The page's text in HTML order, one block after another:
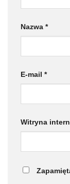
Nazwa *
E-mail *
Witryna